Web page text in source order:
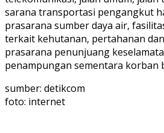
sarana transportasi pengangkut
prasarana sumber daya air,
terkait kehutanan, pertahanan
prasarana penunjuang
penampungan sementara korban
sumber: detikcom
foto: internet